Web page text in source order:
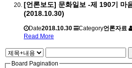
[언론보도] 문화일보 -제 190기 마
(2018.10.30)
Date2018.10.30 Category언론자료
Read More
Board Pagination